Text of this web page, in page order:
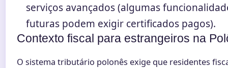
serviços avançados (algumas
futuras podem exigir certificados pagos).
Contexto fiscal para estrangeiros na
O sistema tributário polonês exige que residentes